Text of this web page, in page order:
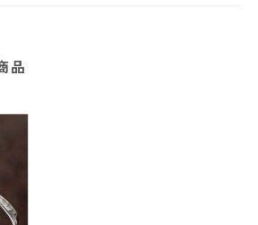
品